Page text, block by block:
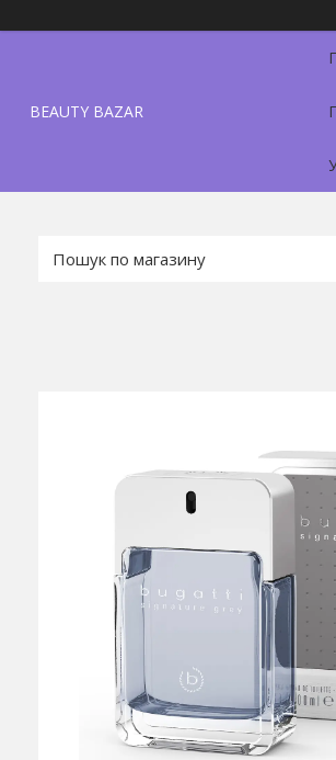
BEAUTY BAZAR